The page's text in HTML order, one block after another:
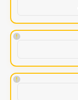
!
!